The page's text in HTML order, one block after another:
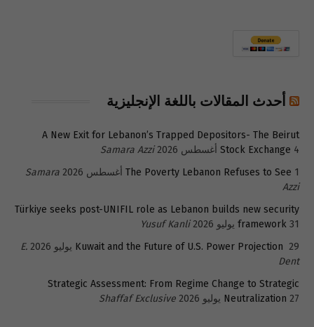
أحدث المقالات باللغة الإنجليزية
A New Exit for Lebanon’s Trapped Depositors- The Beirut
Stock Exchange 4 أغسطس 2026
Samara Azzi
The Poverty Lebanon Refuses to See 1 أغسطس 2026
Samara
Azzi
Türkiye seeks post-UNIFIL role as Lebanon builds new security
framework 31 يوليو 2026
Yusuf Kanli
Kuwait and the Future of U.S. Power Projection 29 يوليو 2026
E.
Dent
Strategic Assessment: From Regime Change to Strategic
Neutralization 27 يوليو 2026 Shaffaf Exclusive